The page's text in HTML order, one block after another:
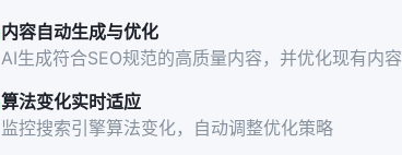
内容自动生成与优化
AI生成符合SEO规范的高质量内容，并优化现有内容
算法变化实时适应
监控搜索引擎算法变化，自动调整优化策略